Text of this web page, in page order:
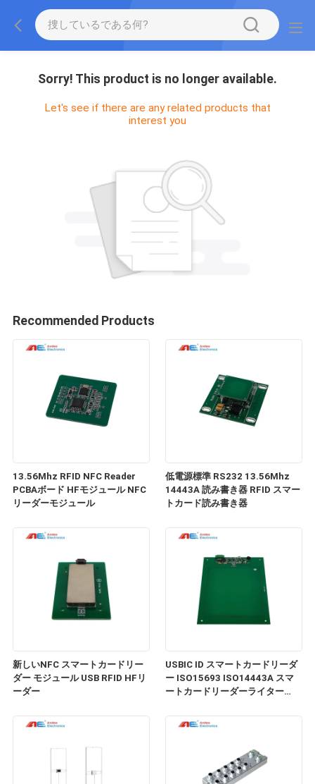
Sorry! This product is no longer available.
Let's see if there are any related products that
interest you
Recommended Products
13.56Mhz RFID NFC Reader
PCBAボード HFモジュール NFC
リーダーモジュール
低電源標準 RS232 13.56Mhz
14443A 読み書き器 RFID スマー
トカード読み書き器
新しいNFC スマートカードリー
ダー モジュール USB RFID HFリ
ーダー
USBIC ID スマートカードリーダ
ー ISO15693 ISO14443A スマ
ートカードリーダーライター